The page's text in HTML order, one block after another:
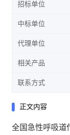
招标单位
中标单位
代理单位
相关产品
联系方式
正文内容
全国急性呼吸道